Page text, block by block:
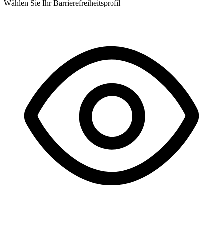
Wählen Sie Ihr Barrierefreiheitsprofil